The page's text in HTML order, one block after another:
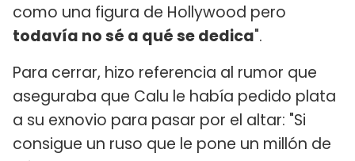
como una figura de Hollywood pero
todavía no sé a qué se dedica".
Para cerrar, hizo referencia al rumor que
aseguraba que Calu le había pedido plata
a su exnovio para pasar por el altar: "Si
consigue un ruso que le pone un millón de